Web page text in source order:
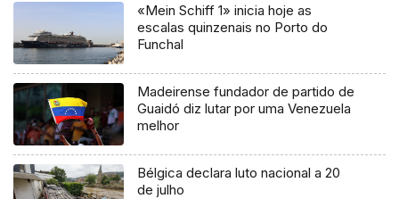
«Mein Schiff 1» inicia hoje as
escalas quinzenais no Porto do
Funchal
Madeirense fundador de partido de
Guaidó diz lutar por uma Venezuela
melhor
Bélgica declara luto nacional a 20
de julho